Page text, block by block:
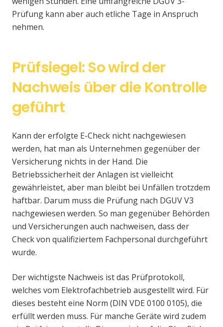
Prüfung kann aber auch etliche Tage in Anspruch
nehmen.
Prüfsiegel: So wird der
Nachweis über die Kontrolle
geführt
Kann der erfolgte E-Check nicht nachgewiesen
werden, hat man als Unternehmen gegenüber der
Versicherung nichts in der Hand. Die
Betriebssicherheit der Anlagen ist vielleicht
gewährleistet, aber man bleibt bei Unfällen trotzdem
haftbar. Darum muss die Prüfung nach DGUV V3
nachgewiesen werden. So man gegenüber Behörden
und Versicherungen auch nachweisen, dass der
Check von qualifiziertem Fachpersonal durchgeführt
wurde.
Der wichtigste Nachweis ist das Prüfprotokoll,
welches vom Elektrofachbetrieb ausgestellt wird. Für
dieses besteht eine Norm (DIN VDE 0100 0105), die
erfüllt werden muss. Für manche Geräte wird zudem